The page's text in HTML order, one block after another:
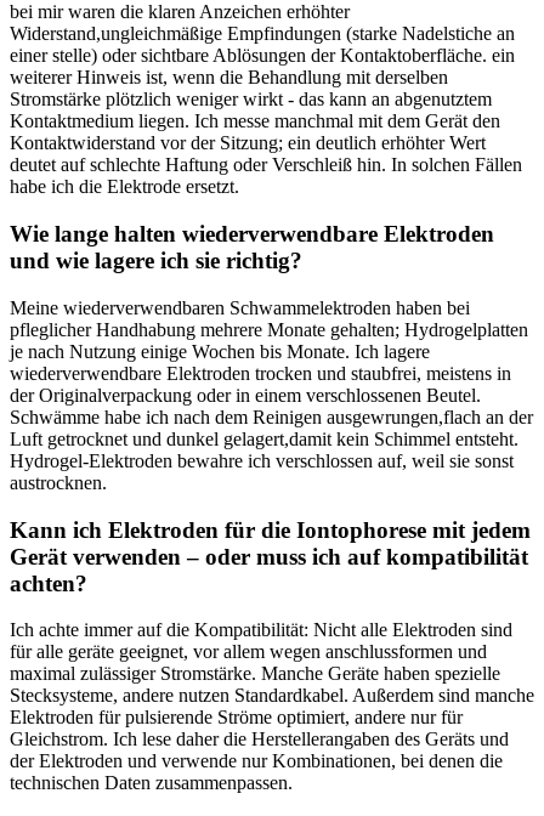
bei mir waren ⁢die klaren Anzeichen ⁤erhöhter
Widerstand,ungleichmäßige Empfindungen (starke Nadelstiche an
einer stelle) ⁤oder sichtbare⁤ Ablösungen ‍der Kontaktoberfläche. ein
weiterer Hinweis‍ ist, wenn die Behandlung⁣ mit derselben
Stromstärke plötzlich⁤ weniger wirkt⁢ -​ das kann an abgenutztem
Kontaktmedium liegen. Ich messe​ manchmal mit dem Gerät den
Kontaktwiderstand vor der ‌Sitzung; ein deutlich erhöhter Wert
deutet ​auf schlechte Haftung oder Verschleiß ⁤hin. In solchen Fällen
habe⁣ ich die Elektrode ersetzt.
Wie lange halten‌ wiederverwendbare Elektroden
und wie lagere ich sie‍ richtig?
Meine ⁣wiederverwendbaren Schwammelektroden haben bei
pfleglicher ⁤Handhabung mehrere ‍Monate ⁤gehalten; Hydrogelplatten
je nach Nutzung einige⁤ Wochen ​bis Monate. Ich lagere⁣
wiederverwendbare Elektroden ⁤trocken und staubfrei, meistens in
⁤der Originalverpackung oder ‌in⁢ einem verschlossenen ​Beutel.​
Schwämme ​habe ich nach ⁣dem⁣ Reinigen⁤ ausgewrungen,flach an der
Luft getrocknet und dunkel gelagert,damit⁤ kein Schimmel entsteht.
Hydrogel-Elektroden bewahre ​ich verschlossen auf, ​weil sie sonst
austrocknen.
Kann ich Elektroden für die‌ Iontophorese mit jedem
Gerät‍ verwenden​ – oder muss ich auf kompatibilität⁣
achten?
Ich achte immer auf die Kompatibilität: Nicht alle Elektroden sind
⁣für alle geräte geeignet,⁢ vor​ allem wegen anschlussformen und
maximal zulässiger Stromstärke. Manche Geräte ⁢haben spezielle
Stecksysteme, andere nutzen Standardkabel.⁣ Außerdem sind ⁣manche
Elektroden für pulsierende ⁤Ströme optimiert,‌ andere⁤ nur für
Gleichstrom. Ich lese daher die ‍Herstellerangaben des Geräts und
der Elektroden und​ verwende nur Kombinationen, bei‌ denen die
technischen ⁢Daten⁣ zusammenpassen.